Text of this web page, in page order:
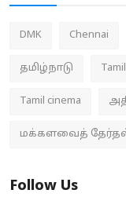
DMK Chennai
தமிழ்நாடு
Tamil cinema
மக்களவைத்
Follow Us